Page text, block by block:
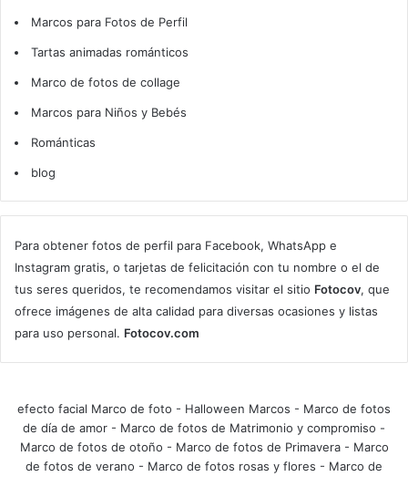
Marcos para Fotos de Perfil
Tartas animadas románticos
Marco de fotos de collage
Marcos para Niños y Bebés
Románticas
blog
Para obtener fotos de perfil para Facebook, WhatsApp e
Instagram gratis, o tarjetas de felicitación con tu nombre o el de
tus seres queridos, te recomendamos visitar el sitio Fotocov, que
ofrece imágenes de alta calidad para diversas ocasiones y listas
para uso personal. Fotocov.com
efecto facial Marco de foto - Halloween Marcos - Marco de fotos
de día de amor - Marco de fotos de Matrimonio y compromiso -
Marco de fotos de otoño - Marco de fotos de Primavera- Marco
de fotos de verano - Marco de fotos rosas y flores - Marco de